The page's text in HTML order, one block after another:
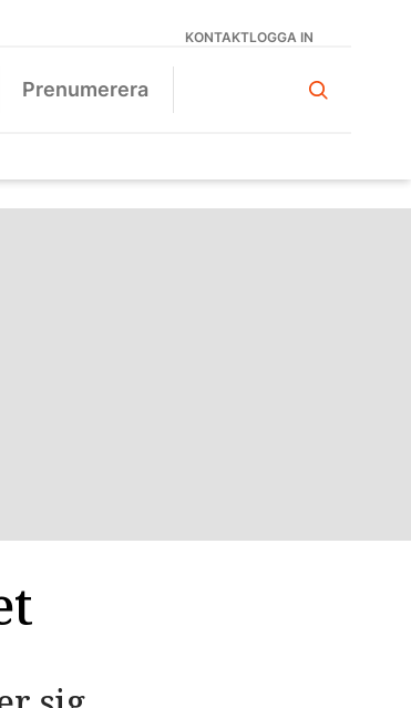
KONTAKTLOGGA IN
Prenumerera